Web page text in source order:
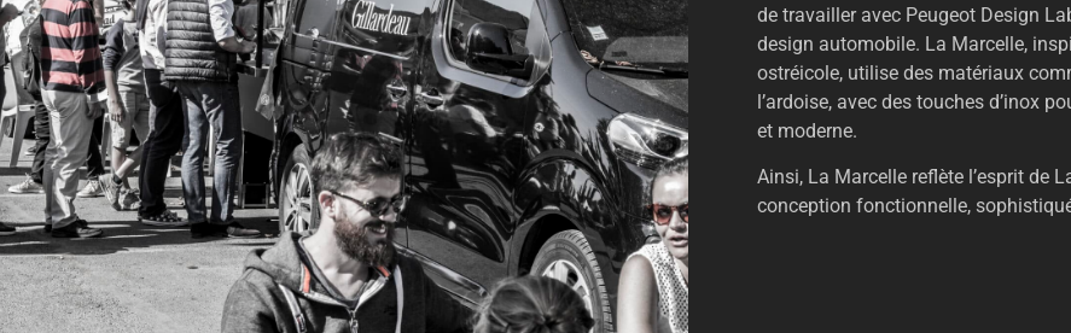
de travailler avec Peugeot Design
design automobile. La Marcelle,
ostréicole, utilise des matériaux
l’ardoise, avec des touches d’inox
et moderne.
Ainsi, La Marcelle reflète l’esprit de
conception fonctionnelle,